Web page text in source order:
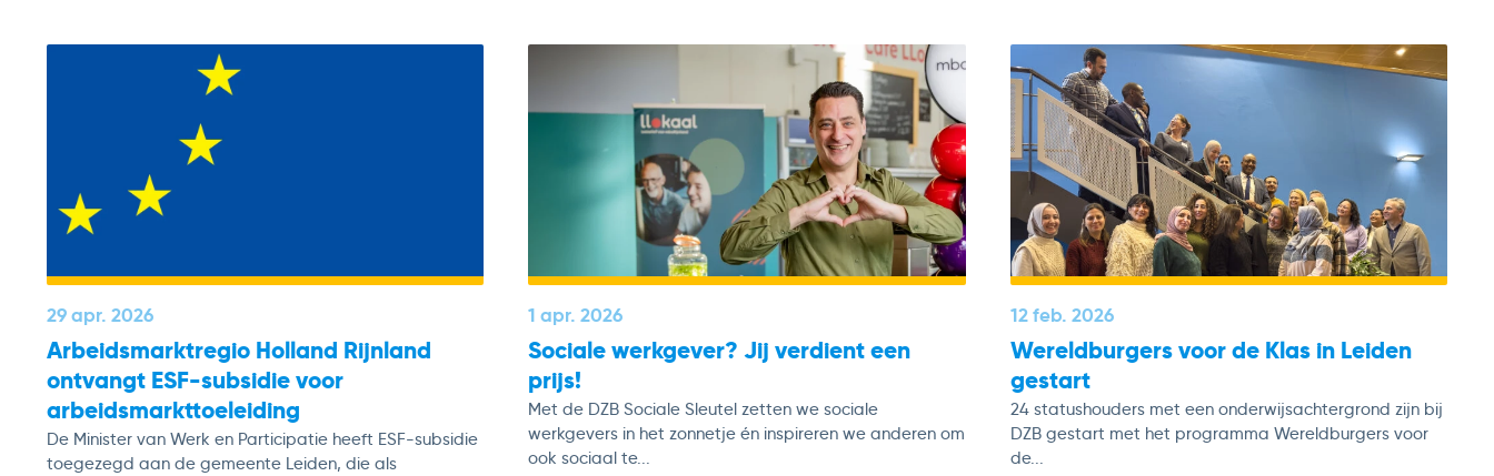
29 apr. 2026
Arbeidsmarktregio Holland Rijnland
ontvangt ESF-subsidie voor
arbeidsmarkttoeleiding
De Minister van Werk en Participatie heeft ESF-subsidie
toegezegd aan de gemeente Leiden, die als
1 apr. 2026
Sociale werkgever? Jij verdient een
prijs!
Met de DZB Sociale Sleutel zetten we sociale
werkgevers in het zonnetje én inspireren we anderen om
ook sociaal te...
12 feb. 2026
Wereldburgers voor de Klas in Leiden
gestart
24 statushouders met een onderwijsachtergrond zijn bij
DZB gestart met het programma Wereldburgers voor
de...